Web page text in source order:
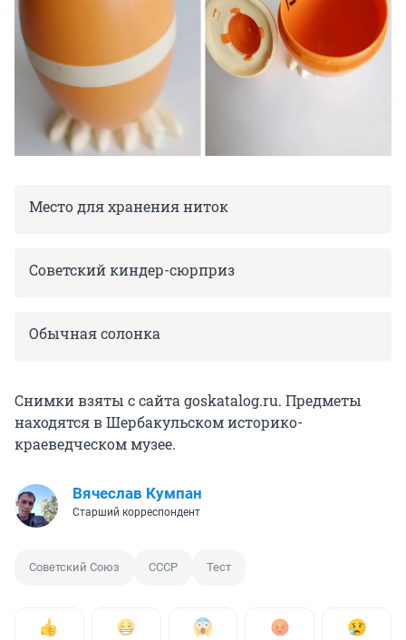
Место для хранения ниток
Советский киндер-сюрприз
Обычная солонка
Снимки взяты с сайта goskatalog.ru. Предметы
находятся в Шербакульском историко-
краеведческом музее.
Вячеслав Кумпан
Старший корреспондент
Советский Союз СССР Тест